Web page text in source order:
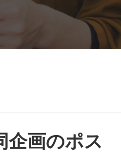
企画のポス